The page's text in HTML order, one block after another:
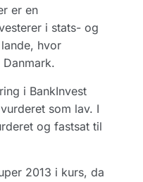
er en
i stats- og
hvor
i BankInvest
som lav. I
og fastsat til
2013 i kurs, da